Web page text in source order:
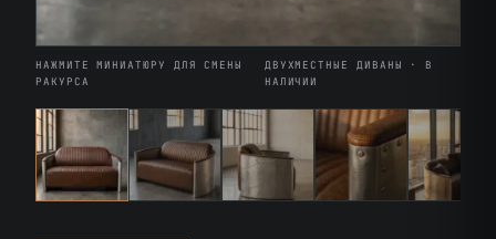
НАЖМИТЕ МИНИАТЮРУ ДЛЯ СМЕНЫ
РАКУРСА
ДВУХМЕСТНЫЕ ДИВАНЫ · В
НАЛИЧИИ